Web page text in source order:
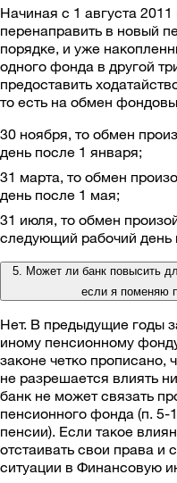
Начиная с 1 августа
перенаправить в новый
порядке, и уже
одного фонда в другой
предоставить
то есть на обмен
30 ноября, то обмен
день после 1 января;
31 марта, то обмен
день после 1 мая;
31 июля, то обмен
следующий рабочий день
5. Может ли банк повысить
если я поменяю
Нет. В предыдущие годы
иному пенсионному
законе четко прописано,
не разрешается влиять
банк не может связать
пенсионного фонда (п. 5-
пенсии). Если такое
отстаивать свои права
ситуации в Финансовую